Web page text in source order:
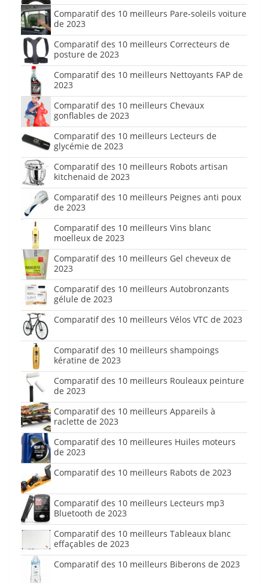
Comparatif des 10 meilleurs Pare-soleils voiture
de 2023
Comparatif des 10 meilleurs Correcteurs de
posture de 2023
Comparatif des 10 meilleurs Nettoyants FAP de
2023
Comparatif des 10 meilleurs Chevaux
gonflables de 2023
Comparatif des 10 meilleurs Lecteurs de
glycémie de 2023
Comparatif des 10 meilleurs Robots artisan
kitchenaid de 2023
Comparatif des 10 meilleurs Peignes anti poux
de 2023
Comparatif des 10 meilleurs Vins blanc
moelleux de 2023
Comparatif des 10 meilleurs Gel cheveux de
2023
Comparatif des 10 meilleurs Autobronzants
gélule de 2023
Comparatif des 10 meilleurs Vélos VTC de 2023
Comparatif des 10 meilleurs shampoings
kératine de 2023
Comparatif des 10 meilleurs Rouleaux peinture
de 2023
Comparatif des 10 meilleurs Appareils à
raclette de 2023
Comparatif des 10 meilleures Huiles moteurs
de 2023
Comparatif des 10 meilleurs Rabots de 2023
Comparatif des 10 meilleurs Lecteurs mp3
Bluetooth de 2023
Comparatif des 10 meilleurs Tableaux blanc
effaçables de 2023
Comparatif des 10 meilleurs Biberons de 2023